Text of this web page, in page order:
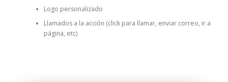
Logo personalizado
Llamados a la acción (click para llamar, enviar correo, ir a
página, etc)